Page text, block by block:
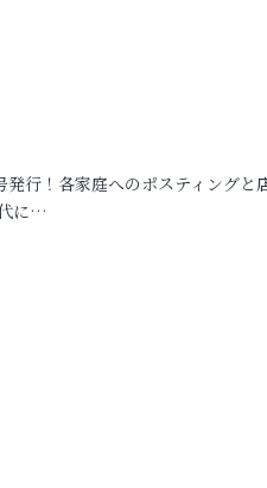
行！各家庭へのポスティングと
に…